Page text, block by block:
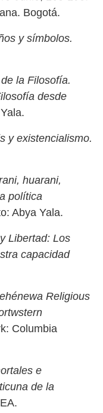
Bogotá.
y símbolos.
la Filosofía.
desde
y existencialismo.
huarani,
política
Abya Yala.
Libertad: Los
capacidad
Religious
Columbia
e
de la